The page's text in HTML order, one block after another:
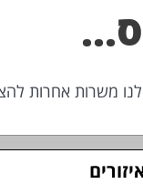
משרות אחרות